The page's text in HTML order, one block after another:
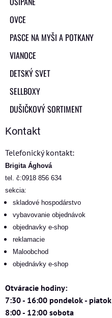
OVCE
PASCE NA MYŠI A POTKANY
VIANOCE
DETSKÝ SVET
SELLBOXY
DUŠIČKOVÝ SORTIMENT
Kontakt
Telefonický kontakt:
Brigita Ághová
tel. č:0918 856 634
sekcia:
skladové hospodárstvo
vybavovanie objednávok
objednavky e-shop
reklamacie
Maloobchod
objednávky e-shop
Otváracie hodiny:
7:30 - 16:00 pondelok - piatok
8:00 - 12:00 sobota